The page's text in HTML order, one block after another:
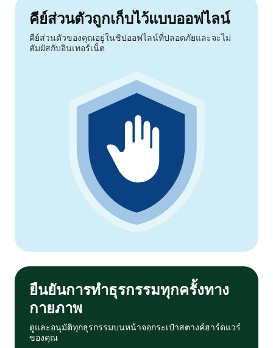
คีย์ส่วนตัวถูกเก็บไว้แบบออฟไลน์
คีย์ส่วนตัวของคุณอยู่ในชิปออฟไลน์ที่ปลอดภัยและจะไม่
สัมผัสกับอินเทอร์เน็ต
ยืนยันการทำธุรกรรมทุกครั้งทาง
กายภาพ
ดูและอนุมัติทุกธุรกรรมบนหน้าจอกระเป๋าสตางค์ฮาร์ดแวร์
ของคุณ